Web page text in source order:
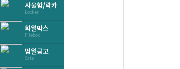
사물함/락카
Locker
화일박스
Filebox
범일금고
Safe